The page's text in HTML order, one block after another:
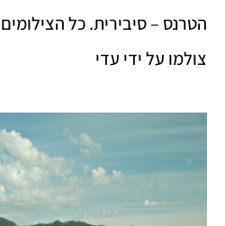
הטרנס – סיבירית. כל
צולמו על ידי עדי